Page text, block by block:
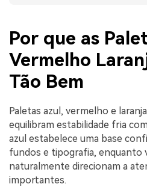
Por que as
Vermelho
Tão Bem
Paletas azul, vermelho e
equilibram estabilidade fria
azul estabelece uma base
fundos e tipografia, enquanto
naturalmente direcionam a
importantes.